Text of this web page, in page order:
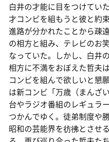
白井の才能に目をつけてい
才コンビを組もうと彼と約
進路が分かれたことから疎
の相方と組み、テレビのお
なっていた。しかし、白井
相方に不満をおぼえた哲夫
コンビを組んで欲しいと懇
は新コンビ「万歳（まんざ
台やラジオ番組のレギュラ
つかんでゆく。徒弟制度や
昭和の芸能界を彷彿とさせ